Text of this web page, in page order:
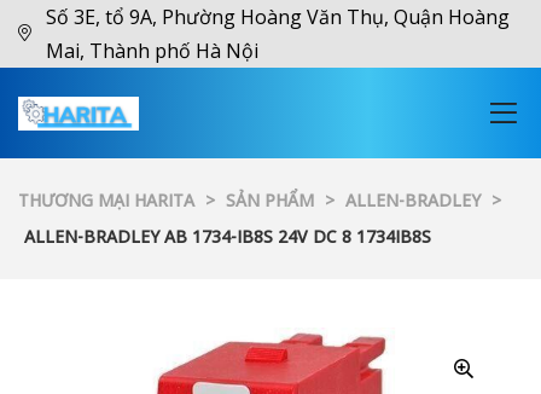
Số 3E, tổ 9A, Phường Hoàng Văn Thụ, Quận Hoàng
Mai, Thành phố Hà Nội
THƯƠNG MẠI HARITA > SẢN PHẨM > ALLEN-BRADLEY >
ALLEN-BRADLEY AB 1734-IB8S 24V DC 8 1734IB8S